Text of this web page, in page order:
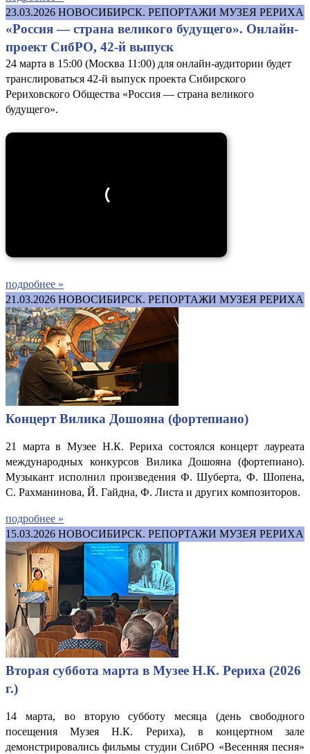
23.03.2026 НОВОСИБИРСК. РЕПОРТАЖИ МУЗЕЯ РЕРИХА
«Россия — страна великого будущего». Онлайн-
проект СибРО, 42-й выпуск
24 марта в 15:00 (Москва 11:00) для онлайн-аудитории будет
транслироваться 42-й выпуск проекта Сибирского
Рериховского Общества «Россия — страна великого
будущего».
подробнее »
21.03.2026 НОВОСИБИРСК. РЕПОРТАЖИ МУЗЕЯ РЕРИХА
Концерт Вилика Дошояна (фортепиано)
21 марта в Музее Н.К. Рериха состоялся концерт лауреата
международных конкурсов Вилика Дошояна (фортепиано).
Музыкант исполнил произведения Ф. Шуберта, Ф. Шопена,
С. Рахманинова, Й. Гайдна, Ф. Листа и других композиторов.
подробнее »
15.03.2026 НОВОСИБИРСК. РЕПОРТАЖИ МУЗЕЯ РЕРИХА
Вторая суббота марта в Музее Н.К. Рериха (2026
г.)
14 марта, во вторую субботу месяца (день свободного
посещения Музея Н.К. Рериха), в концертном зале
демонстрировались фильмы студии СибРО «Весенняя песня»